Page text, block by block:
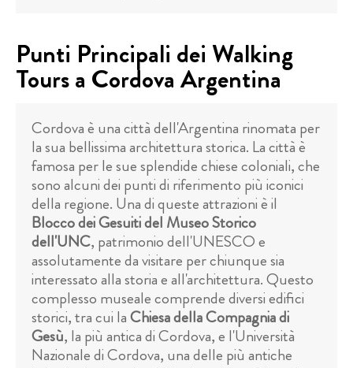
Punti Principali dei Walking
Tours a Cordova Argentina
Cordova è una città dell'Argentina rinomata per
la sua bellissima architettura storica. La città è
famosa per le sue splendide chiese coloniali, che
sono alcuni dei punti di riferimento più iconici
della regione. Una di queste attrazioni è il
Blocco dei Gesuiti del Museo Storico
dell'UNC, patrimonio dell'UNESCO e
assolutamente da visitare per chiunque sia
interessato alla storia e all'architettura. Questo
complesso museale comprende diversi edifici
storici, tra cui laChiesa della Compagnia di
Gesù, la più antica di Cordova, e l'Università
Nazionale di Cordova, una delle più antiche